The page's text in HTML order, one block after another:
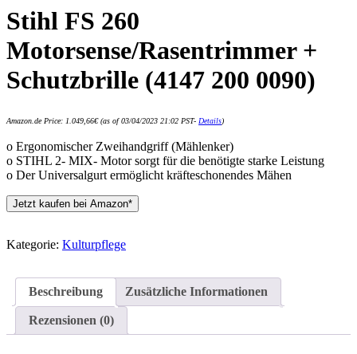
Stihl FS 260
Motorsense/Rasentrimmer +
Schutzbrille (4147 200 0090)
Amazon.de Price: 1.049,66€(as of 03/04/2023 21:02 PST- Details)
o Ergonomischer Zweihandgriff (Mählenker)
o STIHL 2- MIX- Motor sorgt für die benötigte starke Leistung
o Der Universalgurt ermöglicht kräfteschonendes Mähen
Jetzt kaufen bei Amazon*
Kategorie: Kulturpflege
Beschreibung Zusätzliche Informationen
Rezensionen (0)